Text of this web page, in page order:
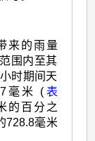
来的雨量
围内至其
时期间天
毫米 ( 表
的百分之
728.8毫米